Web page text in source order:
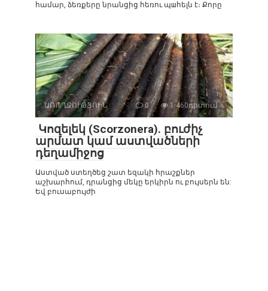
համար, ձեռքերը նրանցից հեռու պшհելն է։ Քորը
ԱՌՈՂՋՈՒԹՅՈԻՆ 0 1 460դիտում
Կոզելեկ (Scorzonera). բուժիչ
արմատ կամ աստվածների
դեղամիջոց
Աստված ստեղծեց շատ եզակի հրաշքներ
աշխարհում, դրանցից մեկը երկիրն ու բույսերն են:
Եվ բուսաբույժի